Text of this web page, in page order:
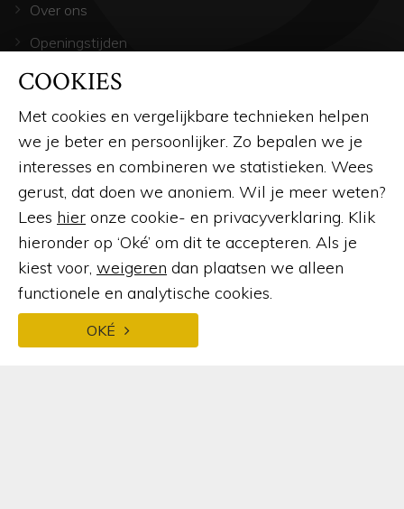
Over ons
Openingstijden
Contact
Veelgestelde vragen
Afspraak maken
Brochure aanvragen
Offerte aanvragen
Service
Kennisbank
WAT WIJ MAKEN
COOKIES
Met cookies en vergelijkbare technieken helpen
we je beter en persoonlijker. Zo bepalen we je
interesses en combineren we statistieken. Wees
gerust, dat doen we anoniem. Wil je meer weten?
Lees hier onze cookie- en privacyverklaring. Klik
hieronder op ‘Oké’ om dit te accepteren. Als je
kiest voor, weigeren dan plaatsen we alleen
functionele en analytische cookies.
OKÉ